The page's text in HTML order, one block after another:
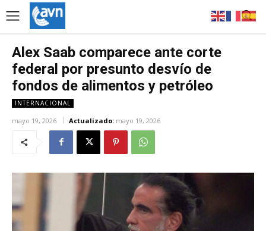
Alex Saab comparece ante corte
federal por presunto desvío de
fondos de alimentos y petróleo
INTERNACIONAL
mayo 19, 2026 Actualizado: mayo 19, 2026